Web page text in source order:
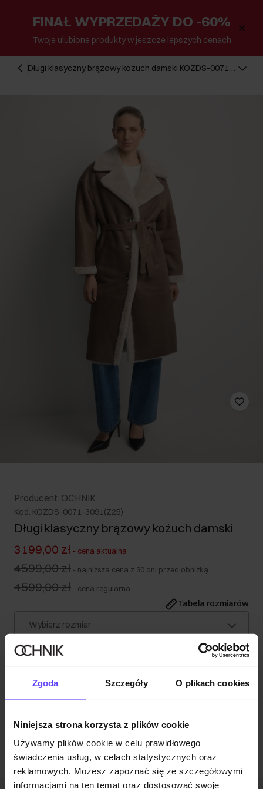
Zgoda Szczegóły O plikach cookies
Niniejsza strona korzysta z plików cookie
Używamy plików cookie w celu prawidłowego
świadczenia usług, w celach statystycznych oraz
reklamowych. Możesz zapoznać się ze szczegółowymi
informacjami na ten temat oraz dostosować swoje
FINAŁ WYPRZEDAŻY DO -60%
Twoje ulubione produkty w jeszcze lepszych cenach
Długi klasyczny brązowy kożuch damski KOZDS-0071-
Producent: OCHNIK
Kod: KOZDS-0071-3091(Z25)
Długi klasyczny brązowy kożuch damski
3199,00 zł - cena aktualna
4599,00 zł - najniższa cena z 30 dni przed obniżką
4599,00 zł - cena regularna
Tabela rozmiarów
Wybierz rozmiar
Nasza modelka ma 178 cm wzrostu i nosi rozmiar S.
Wysyłka w 1 dzień roboczy
Opis produktu
Opinie